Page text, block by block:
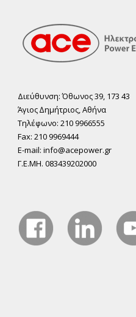
Διεύθυνση: Όθωνος 39, 173 43
Άγιος ∆ηµήτριος, Αθήνα
Τηλέφωνο: 210 9966555
Fax: 210 9969444
E-mail: info@acepower.gr
Γ.Ε.ΜΗ. 083439202000